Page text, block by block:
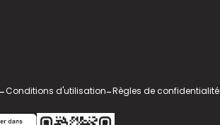
-Conditions d'utilisation-Règles de confidentialité